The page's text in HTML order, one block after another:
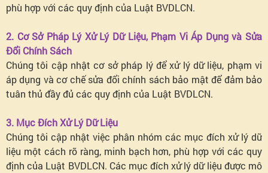
phù hợp với các quy định của Luật BVDLCN.
2. Cơ Sở Pháp Lý Xử Lý Dữ Liệu, Phạm Vi Áp Dụng và Sửa
Đổi Chính Sách
Chúng tôi cập nhật cơ sở pháp lý để xử lý dữ liệu, phạm vi
áp dụng và cơ chế sửa đổi chính sách bảo mật để đảm bảo
tuân thủ đầy đủ các quy định của Luật BVDLCN.
3. Mục Đích Xử Lý Dữ Liệu
Chúng tôi cập nhật việc phân nhóm các mục đích xử lý dữ
liệu một cách rõ ràng, minh bạch hơn, phù hợp với các quy
định của Luật BVDLCN. Các mục đích xử lý dữ liệu được mô